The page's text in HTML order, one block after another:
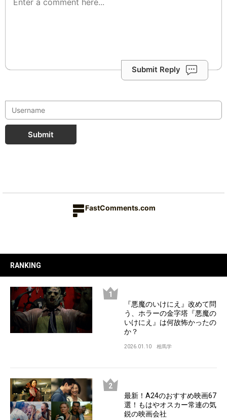
Submit Reply
Submit
FastComments.com
RANKING
『悪魔のいけにえ』改めて問
う、ホラーの金字塔『悪魔の
いけにえ』は何故怖かったの
か？
2026.01.10 相馬学
最新！A24のおすすめ映画67
選！もはやオスカー常連の気
鋭の映画会社